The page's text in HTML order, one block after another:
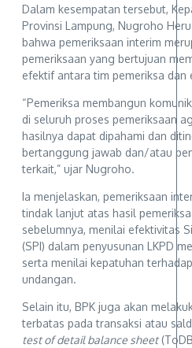
Dalam kesempatan tersebut,
Provinsi Lampung, Nugroho
bahwa pemeriksaan interim
pemeriksaan yang bertujuan
efektif antara tim pemeriksa dan
“Pemeriksa membangun
di seluruh proses pemeriksaan
hasilnya dapat dipahami dan
bertanggung jawab dan/atau
terkait,” ujar Nugroho.
Ia menjelaskan, pemeriksaan
tindak lanjut atas hasil
sebelumnya, menilai efektivitas
(SPI) dalam penyusunan LKPD
serta menilai kepatuhan
undangan.
Selain itu, BPK juga akan
terbatas pada transaksi atau
test of detail balance sheet